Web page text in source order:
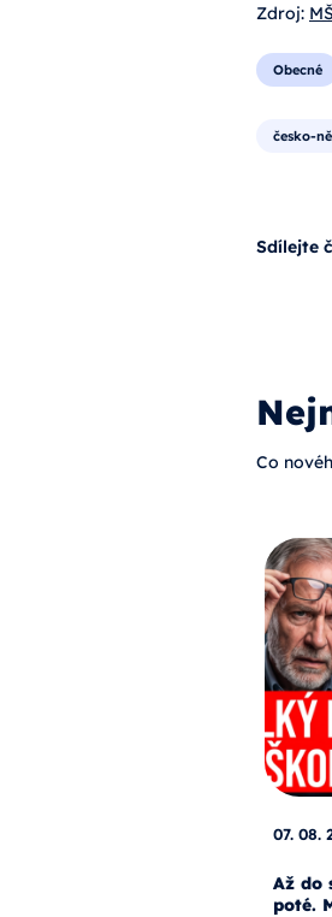
Zdroj:
Obecné
česko-
Sdílejte
Co
07. 08.
Až do
poté.